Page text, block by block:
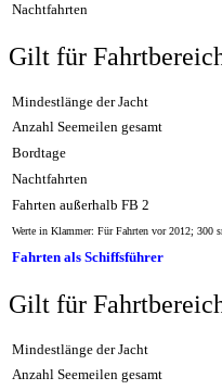
Nachtfahrten
Gilt für
Mindestlänge der Jacht
Anzahl Seemeilen gesamt
Bordtage
Nachtfahrten
Fahrten außerhalb FB 2
Werte in Klammer: Für Fahrten vor 2012; 300
Fahrten als Schiffsführer
Gilt für
Mindestlänge der Jacht
Anzahl Seemeilen gesamt